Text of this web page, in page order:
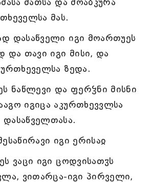
მას.
დასაწველი იგი მოართუეს
და თავი იგი მისი, და
ზედა.
ნაწლევი და ფერჴნი მისნი
იგიცა აკურთხევვლსა
იგი ერისაჲ
ვაცი იგი ცოდვისათჳს
ვითარცა-იგი პირველი,